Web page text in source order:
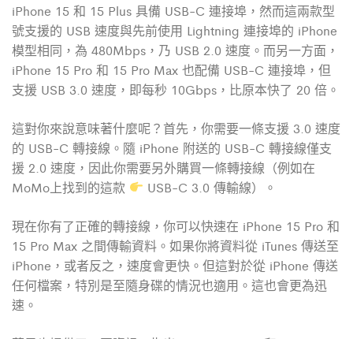
iPhone 15 和 15 Plus 具備 USB-C 連接埠，然而這兩款型
號支援的 USB 速度與先前使用 Lightning 連接埠的 iPhone
模型相同，為 480Mbps，乃 USB 2.0 速度。而另一方面，
iPhone 15 Pro 和 15 Pro Max 也配備 USB-C 連接埠，但
支援 USB 3.0 速度，即每秒 10Gbps，比原本快了 20 倍。
這對你來說意味著什麼呢？首先，你需要一條支援 3.0 速度
的 USB-C 轉接線。隨 iPhone 附送的 USB-C 轉接線僅支
援 2.0 速度，因此你需要另外購買一條轉接線（例如在
MoMo上找到的這款
USB-C 3.0 傳輸線）。
現在你有了正確的轉接線，你可以快速在 iPhone 15 Pro 和
15 Pro Max 之間傳輸資料。如果你將資料從 iTunes 傳送至
iPhone，或者反之，速度會更快。但這對於從 iPhone 傳送
任何檔案，特別是至隨身碟的情況也適用。這也會更為迅
速。